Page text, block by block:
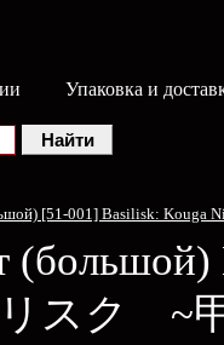
Упаковка и
[51-001] Basilisk:
(большой)
スク ~